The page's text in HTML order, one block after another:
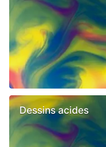
Dessins acides